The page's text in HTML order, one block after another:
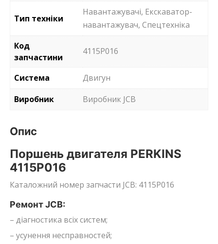
Тип техніки
Навантажувачі, Екскаватор-
навантажувач, Спецтехніка
Код
запчастини
4115P016
Система
Двигун
Виробник
Виробник JCB
Опис
Поршень двигателя PERKINS
4115P016
Каталожний номер запчасти JCB: 4115P016
Ремонт JCB:
– діагностика всіх систем;
– усунення несправностей;